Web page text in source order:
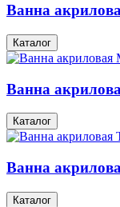
Ванна
Каталог
Ванна
Каталог
Ванна
Каталог